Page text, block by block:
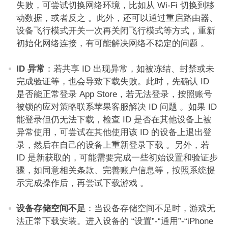
失败，可尝试切换网络环境，比如从 Wi-Fi 切换到移
动数据，或者反之 。此外，还可以通过重启路由器、
设备飞行模式开关一次再关闭飞行模式等方式，重新
初始化网络连接，有可能解决网络不稳定的问题 。​
ID 异常 ：若共享 ID 出现异常，如被冻结、封禁或未
完成验证等，也会导致下载失败。此时，先确认 ID
是否能正常登录 App Store，若无法登录，按照账号
被锁的应对策略联系苹果客服解决 ID 问题 。如果 ID
能登录但仍无法下载，检查 ID 是否在其他设备上被
异常使用，可尝试在其他使用该 ID 的设备上退出登
录，然后在自己的设备上重新登录下载 。另外，若
ID 是新获取的，可能需要完成一些初始设置和验证步
骤，如同意相关条款、完善账户信息等，按照系统提
示完成操作后，再尝试下载游戏 。​
设备存储空间不足 ：当设备存储空间不足时，游戏无
法正常下载安装。进入设备的 “设置”-“通用”-“iPhone